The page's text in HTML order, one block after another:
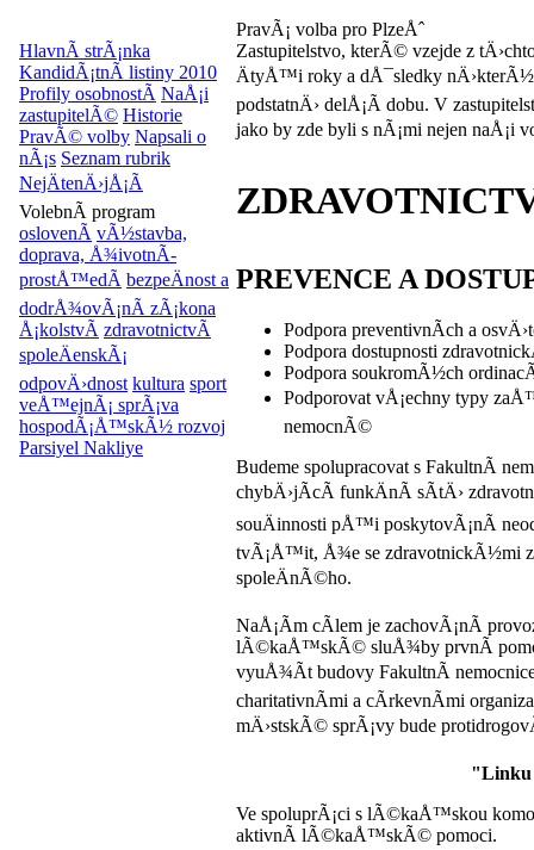
HlavnÃ­ strÃ¡nka
KandidÃ¡tnÃ­ listiny 2010
Profily osobnostÃ­ NaÅ¡i
zastupitelÃ© Historie
PravÃ© volby Napsali o
nÃ¡s Seznam rubrik
NejÄtenÄ›jÅ¡Ã­
VolebnÃ­ program
oslovenÃ­ vÃ½stavba,
doprava, Å¾ivotnÃ­
prostÅ™edÃ­ bezpeÄnost a
dodrÅ¾ovÃ¡nÃ­ zÃ¡kona
Å¡kolstvÃ­ zdravotnictvÃ­
spoleÄenskÃ¡
odpovÄ›dnost kultura sport
veÅ™ejnÃ¡ sprÃ¡va
hospodÃ¡Å™skÃ½ rozvoj
Parsiyel Nakliye
PravÃ¡ volba pro PlzeÅˆ
Zastupitelstvo, kterÃ© vzejde z
ÄtyÅ™i roky a dÅ¯sledky
podstatnÄ› delÅ¡Ã­ dobu. V
jako by zde byli s nÃ¡mi nejen naÅ¡i
PREVENCE A
Podpora preventivnÃ­ch a
Podpora dostupnosti
Podpora soukromÃ½ch
Podporovat vÅ¡echny typy
nemocnÃ©
Budeme spolupracovat s FakultnÃ­
chybÄ›jÃ­cÃ­ funkÄnÃ­ sÃ­tÄ›
souÄinnosti pÅ™i poskytovÃ¡nÃ­
tvÃ¡Å™it, Å¾e se zdravotnickÃ½mi
spoleÄnÃ©ho.
NaÅ¡Ã­m cÃ­lem je zachovÃ¡nÃ­
lÃ©kaÅ™skÃ© sluÅ¾by prvnÃ­
vyuÅ¾Ã­t budovy FakultnÃ­
charitativnÃ­mi a cÃ­rkevnÃ­mi
mÄ›stskÃ© sprÃ¡vy bude
"Linku
Ve spoluprÃ¡ci s lÃ©kaÅ™skou
aktivnÃ­ lÃ©kaÅ™skÃ© pomoci.